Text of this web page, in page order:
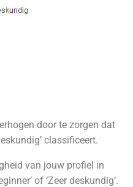
door te zorgen dat
classificeert.
van jouw profiel in
of ‘Zeer deskundig’.